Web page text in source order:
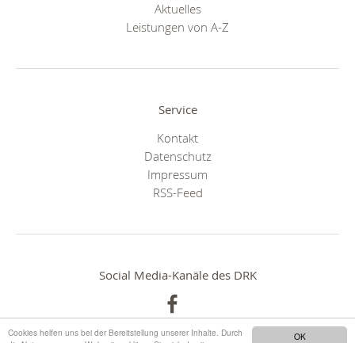
OK
Cookies helfen uns bei der Bereitstellung unserer Inhalte. Durch
Aktuelles
Leistungen von A-Z
Service
Kontakt
Datenschutz
Impressum
RSS-Feed
Social Media-Kanäle des DRK